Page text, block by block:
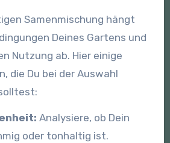
Samenmischung hängt
Deines Gartens und
Nutzung ab. Hier einige
die Du bei der Auswahl
Analysiere, ob Dein
oder tonhaltig ist.